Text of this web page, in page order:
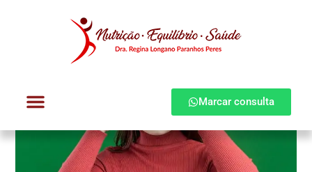
Marcar consulta